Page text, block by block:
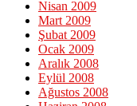
Nisan 2009
Mart 2009
Şubat 2009
Ocak 2009
Aralık 2008
Eylül 2008
Ağustos 2008